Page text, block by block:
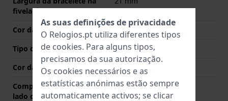
fivela
Cor da bracelete
Azul
Tipo de Fecho
Fecho
Cor da fivela
Prata
Comprimento de banda no
lado das 12 horas
75 mm
As suas definições de privacidade
O Relogios.pt utiliza diferentes tipos
de cookies. Para alguns tipos,
precisamos da sua autorização.
Os cookies necessários e as
estatísticas anónimas estão sempre
automaticamente activos; se clicar